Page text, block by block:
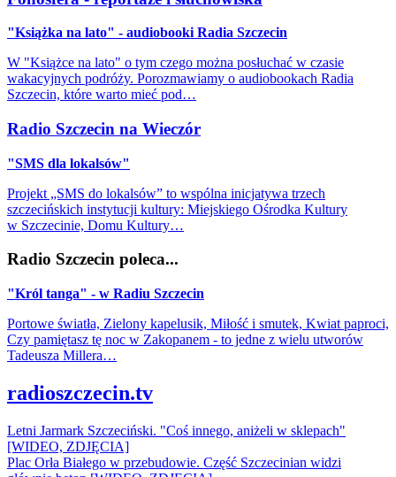
"Książka na lato" - audiobooki Radia Szczecin
W "Książce na lato" o tym czego można posłuchać w czasie
wakacyjnych podróży. Porozmawiamy o audiobookach Radia
Szczecin, które warto mieć pod…
Radio Szczecin na Wieczór
"SMS dla lokalsów"
Projekt „SMS do lokalsów” to wspólna inicjatywa trzech
szczecińskich instytucji kultury: Miejskiego Ośrodka Kultury
w Szczecinie, Domu Kultury…
Radio Szczecin poleca...
"Król tanga" - w Radiu Szczecin
Portowe światła, Zielony kapelusik, Miłość i smutek, Kwiat paproci,
Czy pamiętasz tę noc w Zakopanem - to jedne z wielu utworów
Tadeusza Millera…
radioszczecin.tv
Letni Jarmark Szczeciński. "Coś innego, aniżeli w sklepach"
[WIDEO, ZDJĘCIA]
Plac Orła Białego w przebudowie. Część Szczecinian widzi